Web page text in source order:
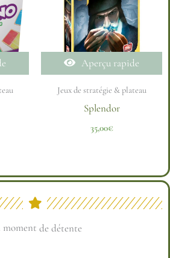
Aperçu rapide
Jeux de stratégie & plateau
Splendor
35,00€
moment de partage